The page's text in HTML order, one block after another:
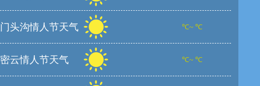
门头沟情人节天气 ℃~ ℃
密云情人节天气 ℃~ ℃